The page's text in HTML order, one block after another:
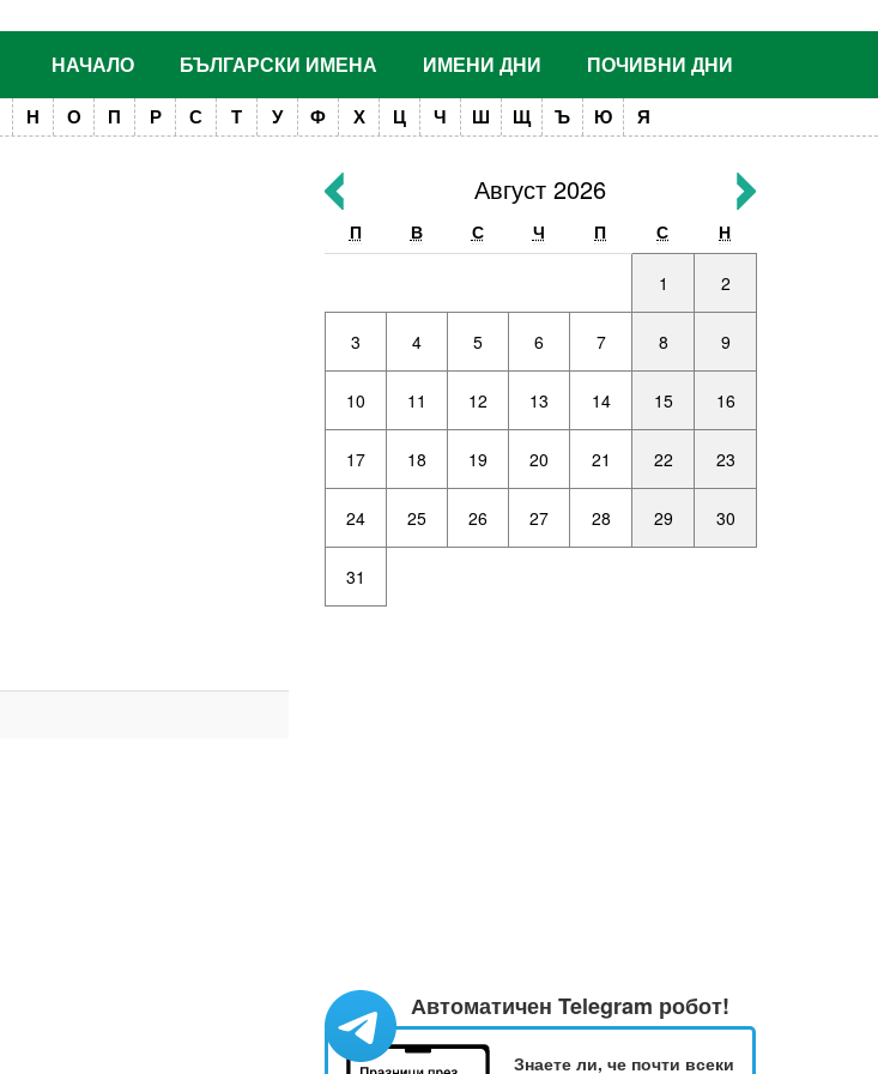
НАЧАЛО БЪЛГАРСКИ ИМЕНА ИМЕНИ ДНИ ПОЧИВНИ ДНИ
Н О П Р С Т У Ф Х Ц Ч Ш Щ Ъ Ю Я
Август 2026
П В С Ч П С Н
1 2
3 4 5 6 7 8 9
10 11 12 13 14 15 16
17 18 19 20 21 22 23
24 25 26 27 28 29 30
31
Автоматичен Telegram робот!
Знаете ли, че почти всеки